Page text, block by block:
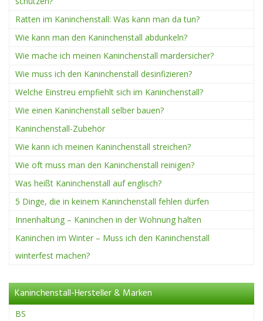
Ratten im Kaninchenstall: Was kann man da tun?
Wie kann man den Kaninchenstall abdunkeln?
Wie mache ich meinen Kaninchenstall mardersicher?
Wie muss ich den Kaninchenstall desinfizieren?
Welche Einstreu empfiehlt sich im Kaninchenstall?
Wie einen Kaninchenstall selber bauen?
Kaninchenstall-Zubehör
Wie kann ich meinen Kaninchenstall streichen?
Wie oft muss man den Kaninchenstall reinigen?
Was heißt Kaninchenstall auf englisch?
5 Dinge, die in keinem Kaninchenstall fehlen dürfen
Innenhaltung – Kaninchen in der Wohnung halten
Kaninchen im Winter – Muss ich den Kaninchenstall
winterfest machen?
Kaninchenstall-Hersteller & Marken
BS